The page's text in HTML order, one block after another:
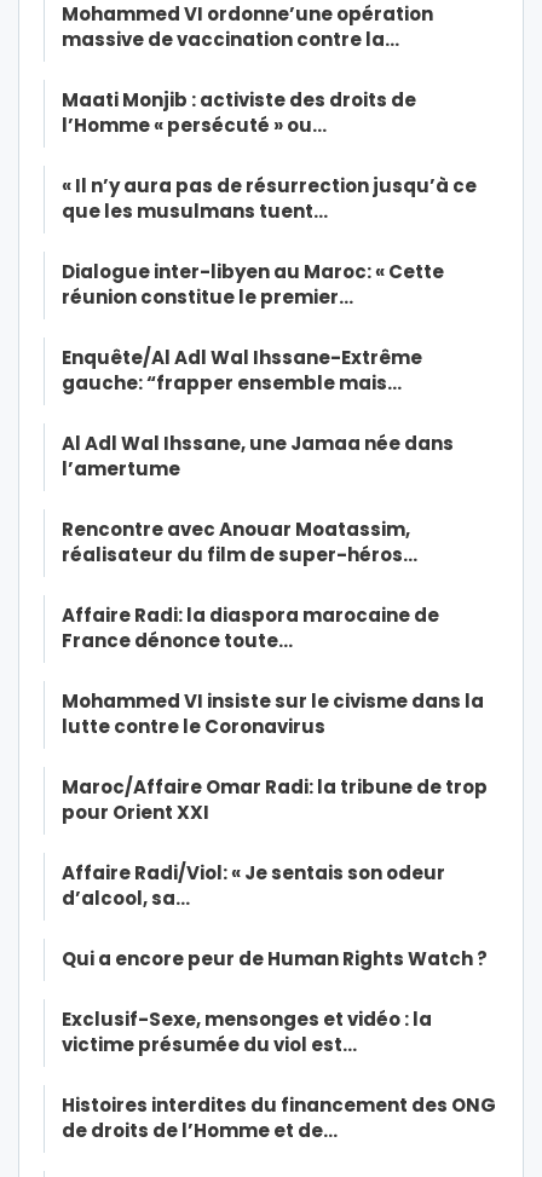
Mohammed VI ordonne’une opération
massive de vaccination contre la…
Maati Monjib : activiste des droits de
l’Homme « persécuté » ou…
« Il n’y aura pas de résurrection jusqu’à ce
que les musulmans tuent…
Dialogue inter-libyen au Maroc: « Cette
réunion constitue le premier…
Enquête/Al Adl Wal Ihssane-Extrême
gauche: “frapper ensemble mais…
Al Adl Wal Ihssane, une Jamaa née dans
l’amertume
Rencontre avec Anouar Moatassim,
réalisateur du film de super-héros…
Affaire Radi: la diaspora marocaine de
France dénonce toute…
Mohammed VI insiste sur le civisme dans la
lutte contre le Coronavirus
Maroc/Affaire Omar Radi: la tribune de trop
pour Orient XXI
Affaire Radi/Viol: « Je sentais son odeur
d’alcool, sa…
Qui a encore peur de Human Rights Watch ?
Exclusif-Sexe, mensonges et vidéo : la
victime présumée du viol est…
Histoires interdites du financement des ONG
de droits de l’Homme et de…